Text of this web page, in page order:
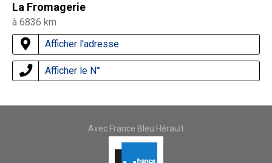
La Fromagerie
à 6836 km
Afficher l'adresse
Afficher le N°
Avec France Bleu Hérault